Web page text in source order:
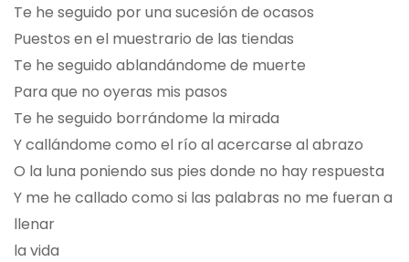
Te he seguido por una sucesión de ocasos
Puestos en el muestrario de las tiendas
Te he seguido ablandándome de muerte
Para que no oyeras mis pasos
Te he seguido borrándome la mirada
Y callándome como el río al acercarse al abrazo
O la luna poniendo sus pies donde no hay respuesta
Y me he callado como si las palabras no me fueran a
llenar
la vida